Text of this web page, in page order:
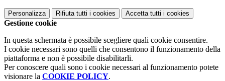
Personalizza Rifiuta tutti i cookies Accetta tutti i cookies
Gestione cookie
In questa schermata è possibile scegliere quali cookie consentire.
I cookie necessari sono quelli che consentono il funzionamento della
piattaforma e non è possibile disabilitarli.
Per conoscere quali sono i cookie necessari al funzionamento potete
visionare la COOKIE POLICY.